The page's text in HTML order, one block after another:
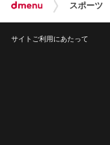
スポーツ
サイトご利用にあたって